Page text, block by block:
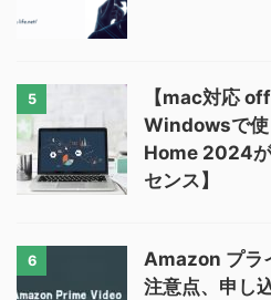
5
【mac対応
Windowsで
Home 2024が
センス】
6
Amazon プラ
注意点、申し